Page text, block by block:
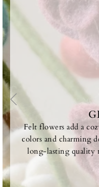
Felt flowers add a
colors and charming
long-lasting quality